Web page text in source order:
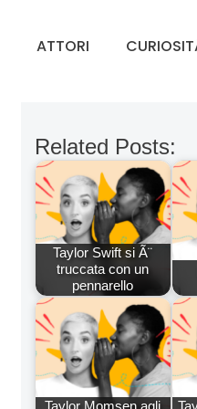
ATTORI
Related Posts:
Taylor Swift si Ã¨
truccata con un
pennarello